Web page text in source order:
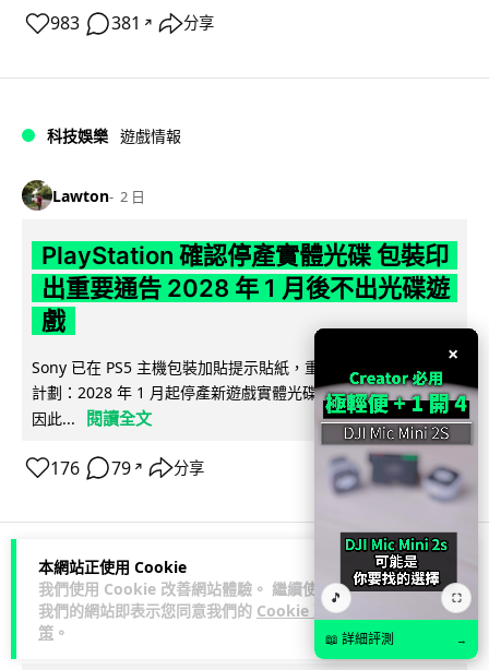
本網站正使用 Cookie
我們使用 Cookie 改善網站體驗。 繼續使用
我們的網站即表示您同意我們的 Cookie 政
策 。
983 381 ↗ 分享
科技娛樂 遊戲情報
Lawton 2 日
PlayStation 確認停產實體光碟 包裝印
出重要通告 2028 年 1 月後不出光碟遊
戲
Sony 已在 PS5 主機包裝加貼提示貼紙，重申官方 7 月已公布
計劃：2028 年 1 月起停產新遊戲實體光碟。分析師預期 PS6
因此...
閱讀全文
176 79 ↗ 分享
人工智能
Vin
×
🎵 ⛶
📖 詳細評測 →